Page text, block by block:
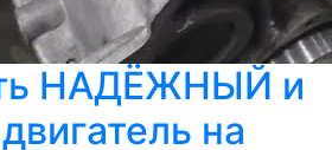
НАДЁЖНЫЙ и
на